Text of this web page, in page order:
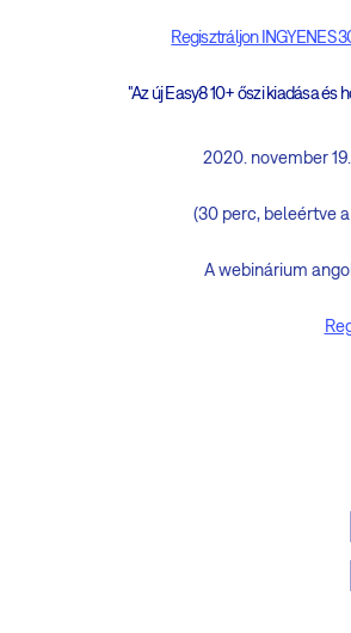
Regisztráljon INGYENES
"Az új Easy8 10+ őszi kiadása
2020. november
(30 perc, beleértve
A webinárium